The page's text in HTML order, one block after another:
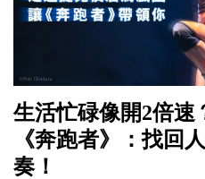
生活忙碌像開2倍速
《奔跑者》：找回
奏！